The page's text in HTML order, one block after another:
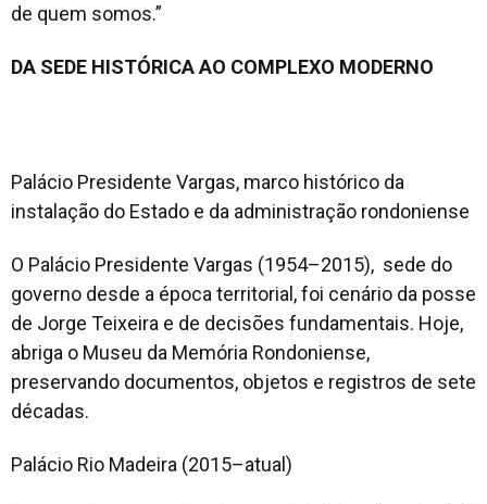
de quem somos.”
DA SEDE HISTÓRICA AO COMPLEXO MODERNO
Palácio Presidente Vargas, marco histórico da
instalação do Estado e da administração rondoniense
O Palácio Presidente Vargas (1954–2015), sede do
governo desde a época territorial, foi cenário da posse
de Jorge Teixeira e de decisões fundamentais. Hoje,
abriga o Museu da Memória Rondoniense,
preservando documentos, objetos e registros de sete
décadas.
Palácio Rio Madeira (2015–atual)